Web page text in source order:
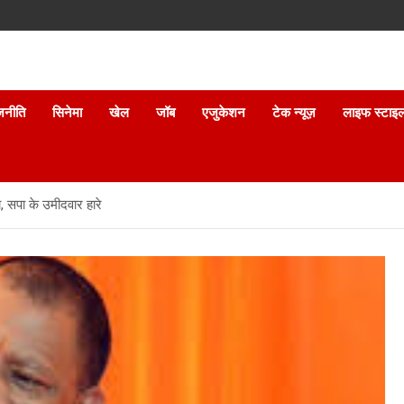
सिनेमा खेल जॉब एजुकेशन टेक न्यूज़ लाइफ
सपा के उमीदवार हारे